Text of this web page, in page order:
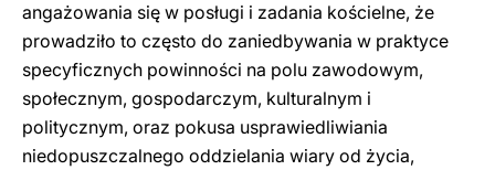
angażowania się w posługi i zadania kościelne, że
prowadziło to często do zaniedbywania w praktyce
specyficznych powinności na polu zawodowym,
społecznym, gospodarczym, kulturalnym i
politycznym, oraz pokusa usprawiedliwiania
niedopuszczalnego oddzielania wiary od życia,